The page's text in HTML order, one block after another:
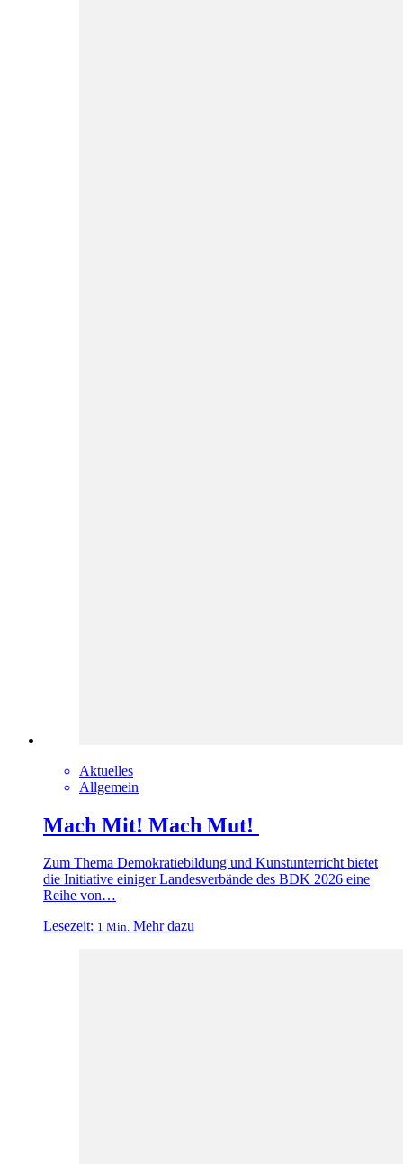
Aktuelles
Allgemein
Mach Mit! Mach Mut!
Zum Thema Demokratiebildung und Kunstunterricht bietet
die Initiative einiger Landesverbände des BDK 2026 eine
Reihe von…
Lesezeit: 1 Min. Mehr dazu